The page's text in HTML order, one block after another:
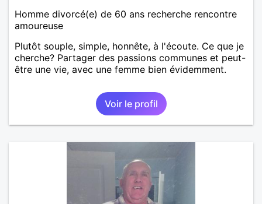
Homme divorcé(e) de 60 ans recherche rencontre
amoureuse
Plutôt souple, simple, honnête, à l'écoute. Ce que je
cherche? Partager des passions communes et peut-
être une vie, avec une femme bien évidemment.
Voir le profil